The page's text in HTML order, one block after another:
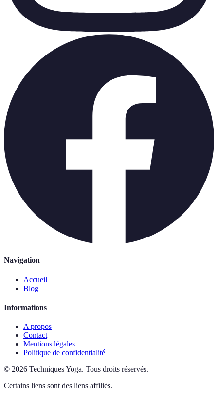
Navigation
Accueil
Blog
Informations
A propos
Contact
Mentions légales
Politique de confidentialité
© 2026 Techniques Yoga. Tous droits réservés.
Certains liens sont des liens affiliés.